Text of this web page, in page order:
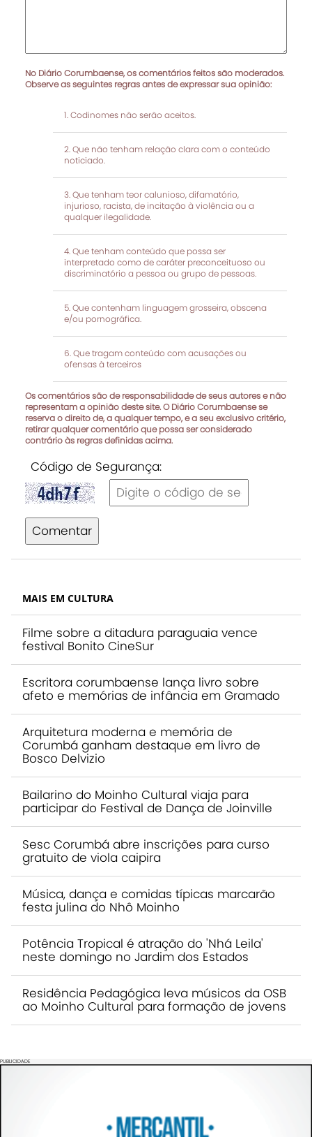
No Diário Corumbaense, os comentários feitos são moderados.
Observe as seguintes regras antes de expressar sua opinião:
Codinomes não serão aceitos.
Que não tenham relação clara com o conteúdo
noticiado.
Que tenham teor calunioso, difamatório,
injurioso, racista, de incitação à violência ou a
qualquer ilegalidade.
Que tenham conteúdo que possa ser
interpretado como de caráter preconceituoso ou
discriminatório a pessoa ou grupo de pessoas.
Que contenham linguagem grosseira, obscena
e/ou pornográfica.
Que tragam conteúdo com acusações ou
ofensas à terceiros
Os comentários são de responsabilidade de seus autores e não
representam a opinião deste site. O Diário Corumbaense se
reserva o direito de, a qualquer tempo, e a seu exclusivo critério,
retirar qualquer comentário que possa ser considerado
contrário às regras definidas acima.
Código de Segurança:
Comentar
MAIS EM CULTURA
Filme sobre a ditadura paraguaia vence
festival Bonito CineSur
Escritora corumbaense lança livro sobre
afeto e memórias de infância em Gramado
Arquitetura moderna e memória de
Corumbá ganham destaque em livro de
Bosco Delvizio
Bailarino do Moinho Cultural viaja para
participar do Festival de Dança de Joinville
Sesc Corumbá abre inscrições para curso
gratuito de viola caipira
Música, dança e comidas típicas marcarão
festa julina do Nhô Moinho
Potência Tropical é atração do 'Nhá Leila'
neste domingo no Jardim dos Estados
Residência Pedagógica leva músicos da OSB
ao Moinho Cultural para formação de jovens
PUBLICIDADE